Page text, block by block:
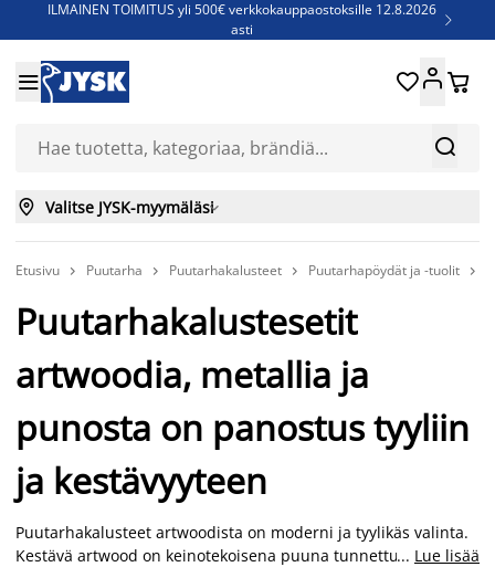
ILMAINEN TOIMITUS yli 500€ verkkokauppaostoksille 12.8.2026
asti

Jenkkisänkyjä - Säästä jopa 60%


 
 Valitse JYSK-myymäläsi
Etusivu  Puutarha  Puutarhakalusteet  Puutarhapöydät ja -tuolit 
Puutarhakalustesetit
artwoodia, metallia ja
punosta on panostus tyyliin
ja kestävyyteen
Puutarhakalusteet artwoodista on moderni ja tyylikäs valinta.
Kestävä artwood on keinotekoisena puuna tunnettu... Lue lisää